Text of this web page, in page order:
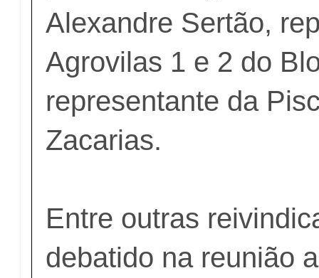
Alexandre Sertão,
Agrovilas 1 e 2 do
representante da
Zacarias.
Entre outras
debatido na reunião